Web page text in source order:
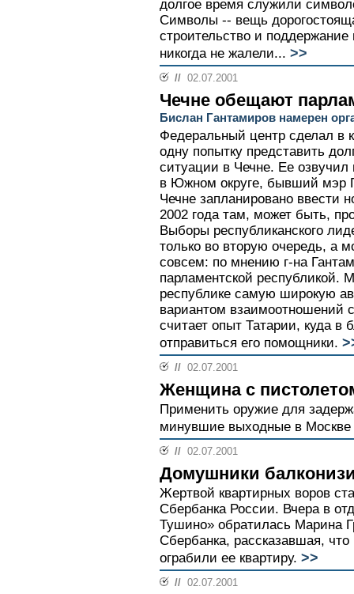
долгое время служили
Символы -- вещь
строительство и
никогда не жалели... >>
// 02.07.2001
Чечне обещают
Бислан Гантамиров намерен
Федеральный центр сделал в
одну попытку представить
ситуации в Чечне. Ее
в Южном округе, бывший мэр
Чечне запланировано ввести
2002 года там, может быть,
Выборы республиканского
только во вторую очередь, а
совсем: по мнению г-на
парламентской республикой.
республике самую широкую
вариантом взаимоотношений
считает опыт Татарии, куда
отправиться его помощники.
// 02.07.2001
Женщина с
Применить оружие для
минувшие выходные в
// 02.07.2001
Домушники
Жертвой квартирных воров
Сбербанка России. Вчера в
Тушино» обратилась Марина
Сбербанка, рассказавшая,
ограбили ее квартиру. >>
// 02.07.2001